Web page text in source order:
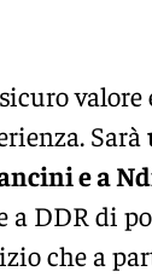
valore
Sarà
e a
a DDR di
che a